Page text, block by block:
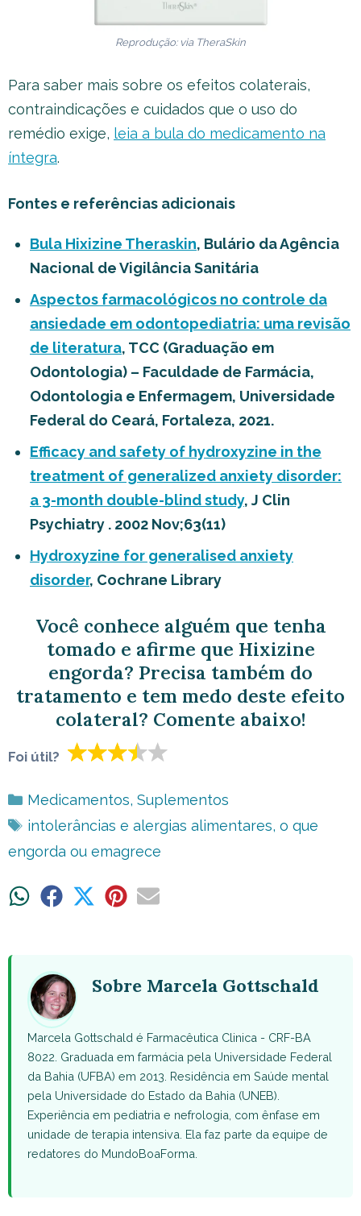
Reprodução: via TheraSkin
Para saber mais sobre os efeitos colaterais,
contraindicações e cuidados que o uso do
remédio exige, leia a bula do medicamento na
íntegra.
Fontes e referências adicionais
Bula Hixizine Theraskin, Bulário da Agência
Nacional de Vigilância Sanitária
Aspectos farmacológicos no controle da
ansiedade em odontopediatria: uma revisão
de literatura, TCC (Graduação em
Odontologia) – Faculdade de Farmácia,
Odontologia e Enfermagem, Universidade
Federal do Ceará, Fortaleza, 2021.
Efficacy and safety of hydroxyzine in the
treatment of generalized anxiety disorder:
a 3-month double-blind study, J Clin
Psychiatry . 2002 Nov;63(11)
Hydroxyzine for generalised anxiety
disorder, Cochrane Library
Você conhece alguém que tenha
tomado e afirme que Hixizine
engorda? Precisa também do
tratamento e tem medo deste efeito
colateral? Comente abaixo!
Foi útil?
Categorias
Medicamentos, Suplementos
Tags
intolerâncias e alergias alimentares, o que
engorda ou emagrece
ShareShare ShareShareShare
Sobre Marcela Gottschald
Marcela Gottschald é Farmacêutica Clinica - CRF-BA
8022. Graduada em farmácia pela Universidade Federal
da Bahia (UFBA) em 2013. Residência em Saúde mental
pela Universidade do Estado da Bahia (UNEB).
Experiência em pediatria e nefrologia, com ênfase em
unidade de terapia intensiva. Ela faz parte da equipe de
redatores do MundoBoaForma.